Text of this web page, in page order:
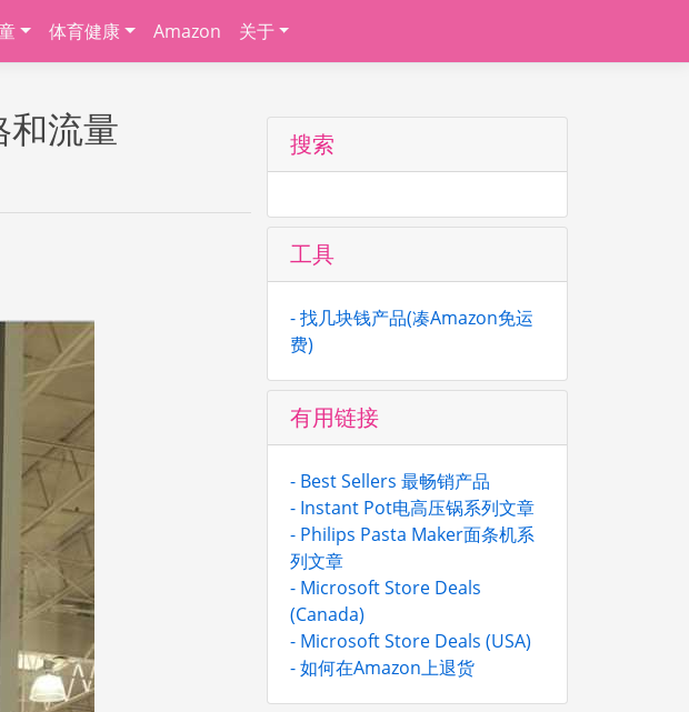
体育健康 Amazon 关于
和流量 搜索
工具
- 找几块钱产品(凑Amazon免运
费)
有用链接
- Best Sellers 最畅销产品
- Instant Pot电高压锅系列文章
- Philips Pasta Maker面条机系
列文章
- Microsoft Store Deals
(Canada)
- Microsoft Store Deals (USA)
- 如何在Amazon上退货